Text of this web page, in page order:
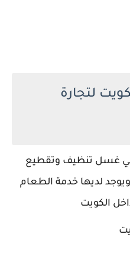
لتجارة
غسل تنظيف وتقطيع
لديها خدمة الطعام
الكويت